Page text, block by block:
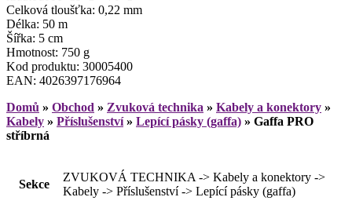
Celková tloušťka: 0,22 mm
Délka: 50 m
Šířka: 5 cm
Hmotnost: 750 g
Kod produktu: 30005400
EAN: 4026397176964
Domů » Obchod » Zvuková technika » Kabely a konektory »
Kabely » Příslušenství» Lepící pásky (gaffa) » Gaffa PRO
stříbrná
Sekce
ZVUKOVÁ TECHNIKA -> Kabely a konektory ->
Kabely -> Příslušenství -> Lepící pásky (gaffa)